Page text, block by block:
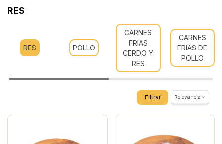
RES
RES POLLO
CARNES
FRIAS
CERDO Y
RES
CARNES
FRIAS DE
POLLO
Filtrar Relevancia